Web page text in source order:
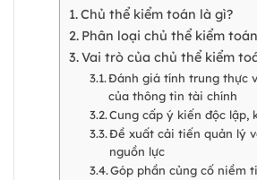
Chủ thể kiểm toán là gì?
Phân loại chủ thể kiểm toán
Vai trò của chủ thể kiểm
Đánh giá tính trung thực
của thông tin tài chính
Cung cấp ý kiến độc lập,
Đề xuất cải tiến quản lý
nguồn lực
Góp phần củng cố niềm